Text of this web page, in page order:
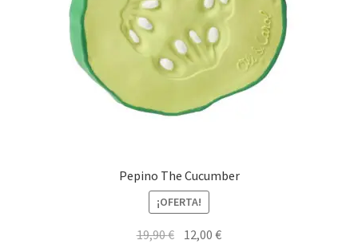
Pepino The Cucumber
¡OFERTA!
19,90€ El12,00€El